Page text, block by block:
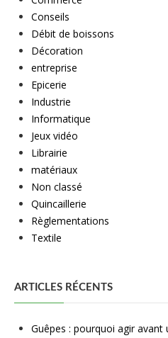
Conseils
Débit de boissons
Décoration
entreprise
Epicerie
Industrie
Informatique
Jeux vidéo
Librairie
matériaux
Non classé
Quincaillerie
Règlementations
Textile
ARTICLES RÉCENTS
Guêpes : pourquoi agir avant